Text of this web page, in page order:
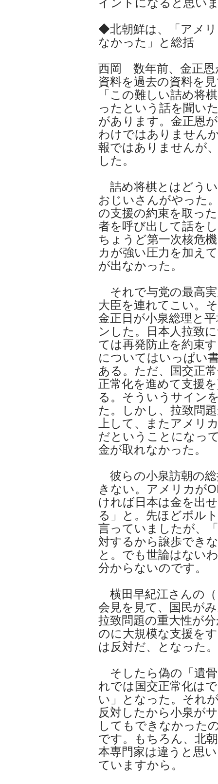
イントになると思い
◆北朝鮮は、「アメ
なかった」と総括
西岡 数年前、金正恩
資料を過去の資料を
「この難しい詰め将
ったという話を聞い
があります。金正恩
わけではありません
報ではありませんが
した。
詰め将棋とはどう
おじいさんがやった
の支援の約束を取っ
者を呼び出して話を
ちょうど第一次核危
カが強い圧力を加え
が出なかった。
それで与党の最高
大臣を連れてこい。
金正日が小泉総理と
ンした。日本人拉致
ては再発防止を約束
についてはいっぱい
ある。ただ、国交正
正常化を進めて支援
る。そういうサイン
た。しかし、拉致問
上して、またアメリ
だということになっ
金が取れなかった。
彼らの小泉訪朝の
きない。アメリカが
ければ日本は金を出
る」と。先ほどボル
言っていましたが、
対するから譲歩でき
と。でも世論はない
分からないのです。
横田早紀江さんの（
会見を見て、国民が
拉致問題の重大性が
のに大規模な支援を
は反対だ、となった。
そしたら偽の「遺
れでは国交正常化は
い」となった。それ
反対したから小泉が
してもできなかった
です。もちろん、北
本専門家は違うと思
ていますから。